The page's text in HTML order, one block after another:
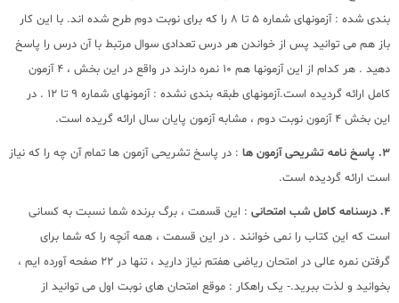
بندی شده : آزمونهای شماره 5 تا 8 را که برای نوبت دوم طرح شده اند. با این کار
باز هم می توانید پس از خواندن هر درس تعدادی سوال مرتبط با آن درس را پاسخ
دهید . هر کدام از این آزمونها هم 10 نمره دارند در واقع در این بخش ، 4 آزمون
کامل ارائه گردیده است.آزمونهای طبقه بندی نشده : آزمونهای شماره 9 تا 12 . در
این بخش 4 آزمون نوبت دوم ، مشابه آزمون پایان سال ارائه گریده است.
3. پاسخ نامه تشریحی آزمون ها
: در پاسخ تشریحی آزمون ها تمام آن چه را که نیاز
است ارائه گردیده است.
4. درسنامه کامل شب امتحانی
: این قسمت ، برگ برنده شما نسبت به کسانی
است که این کتاب را نمی خوانند . در این قسمت ، همه آنچه را که شما برای
گرفتن نمره عالی در امتحان ریاضی هفتم نیاز دارید ، تنها در 22 صفحه آورده ایم ،
بخوانید و لذت ببرید.- یک راهکار : موقع امتحان های نوبت اول می توانید از